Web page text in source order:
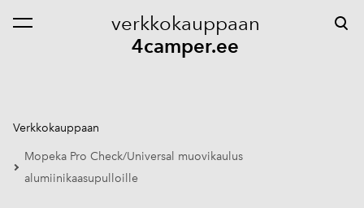
verkkokauppaan
4camper.ee
on lisätty ostoskoriin. Katso ostoskoria
Verkkokauppaan
Mopeka Pro Check/Universal muovikaulus
alumiinikaasupulloille